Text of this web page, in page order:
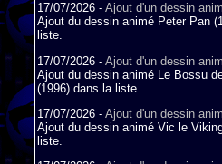
17/07/2026 - Ajout d'un dessin
Ajout du dessin animé Peter Pan
liste.
17/07/2026 - Ajout d'un dessin
Ajout du dessin animé Le Bossu
(1996) dans la liste.
17/07/2026 - Ajout d'un dessin
Ajout du dessin animé Vic le
liste.